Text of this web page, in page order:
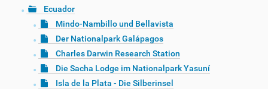
Ecuador
Mindo-Nambillo und Bellavista
Der Nationalpark Galápagos
Charles Darwin Research Station
Die Sacha Lodge im Nationalpark Yasuní
Isla de la Plata - Die Silberinsel